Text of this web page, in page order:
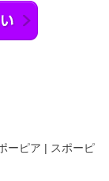
ーピア | スポーピ